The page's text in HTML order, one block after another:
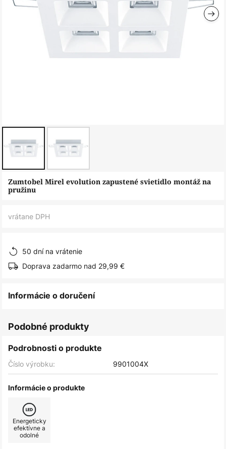
Preskočiť
na
galérie
Zumtobel Mirel evolution zapustené svietidlo montáž na
pružinu
vrátane DPH
50 dní na vrátenie
Doprava zadarmo nad 29,99 €
Informácie o doručení
Podobné produkty
Podrobnosti o produkte
Číslo výrobku: 9901004X
Informácie o produkte
Energeticky
efektívne a
odolné